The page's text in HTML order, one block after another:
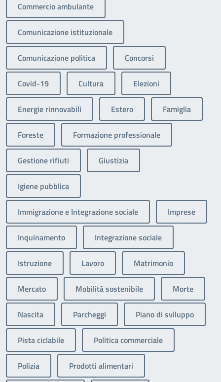
Commercio ambulante
Comunicazione istituzionale
Comunicazione politica Concorsi
Covid-19 Cultura Elezioni
Energie rinnovabili Estero Famiglia
Foreste Formazione professionale
Gestione rifiuti Giustizia
Igiene pubblica
Immigrazione e Integrazione sociale Imprese
Inquinamento Integrazione sociale
Istruzione Lavoro Matrimonio
Mercato Mobilità sostenibile Morte
Nascita Parcheggi Piano di sviluppo
Pista ciclabile Politica commerciale
Polizia Prodotti alimentari